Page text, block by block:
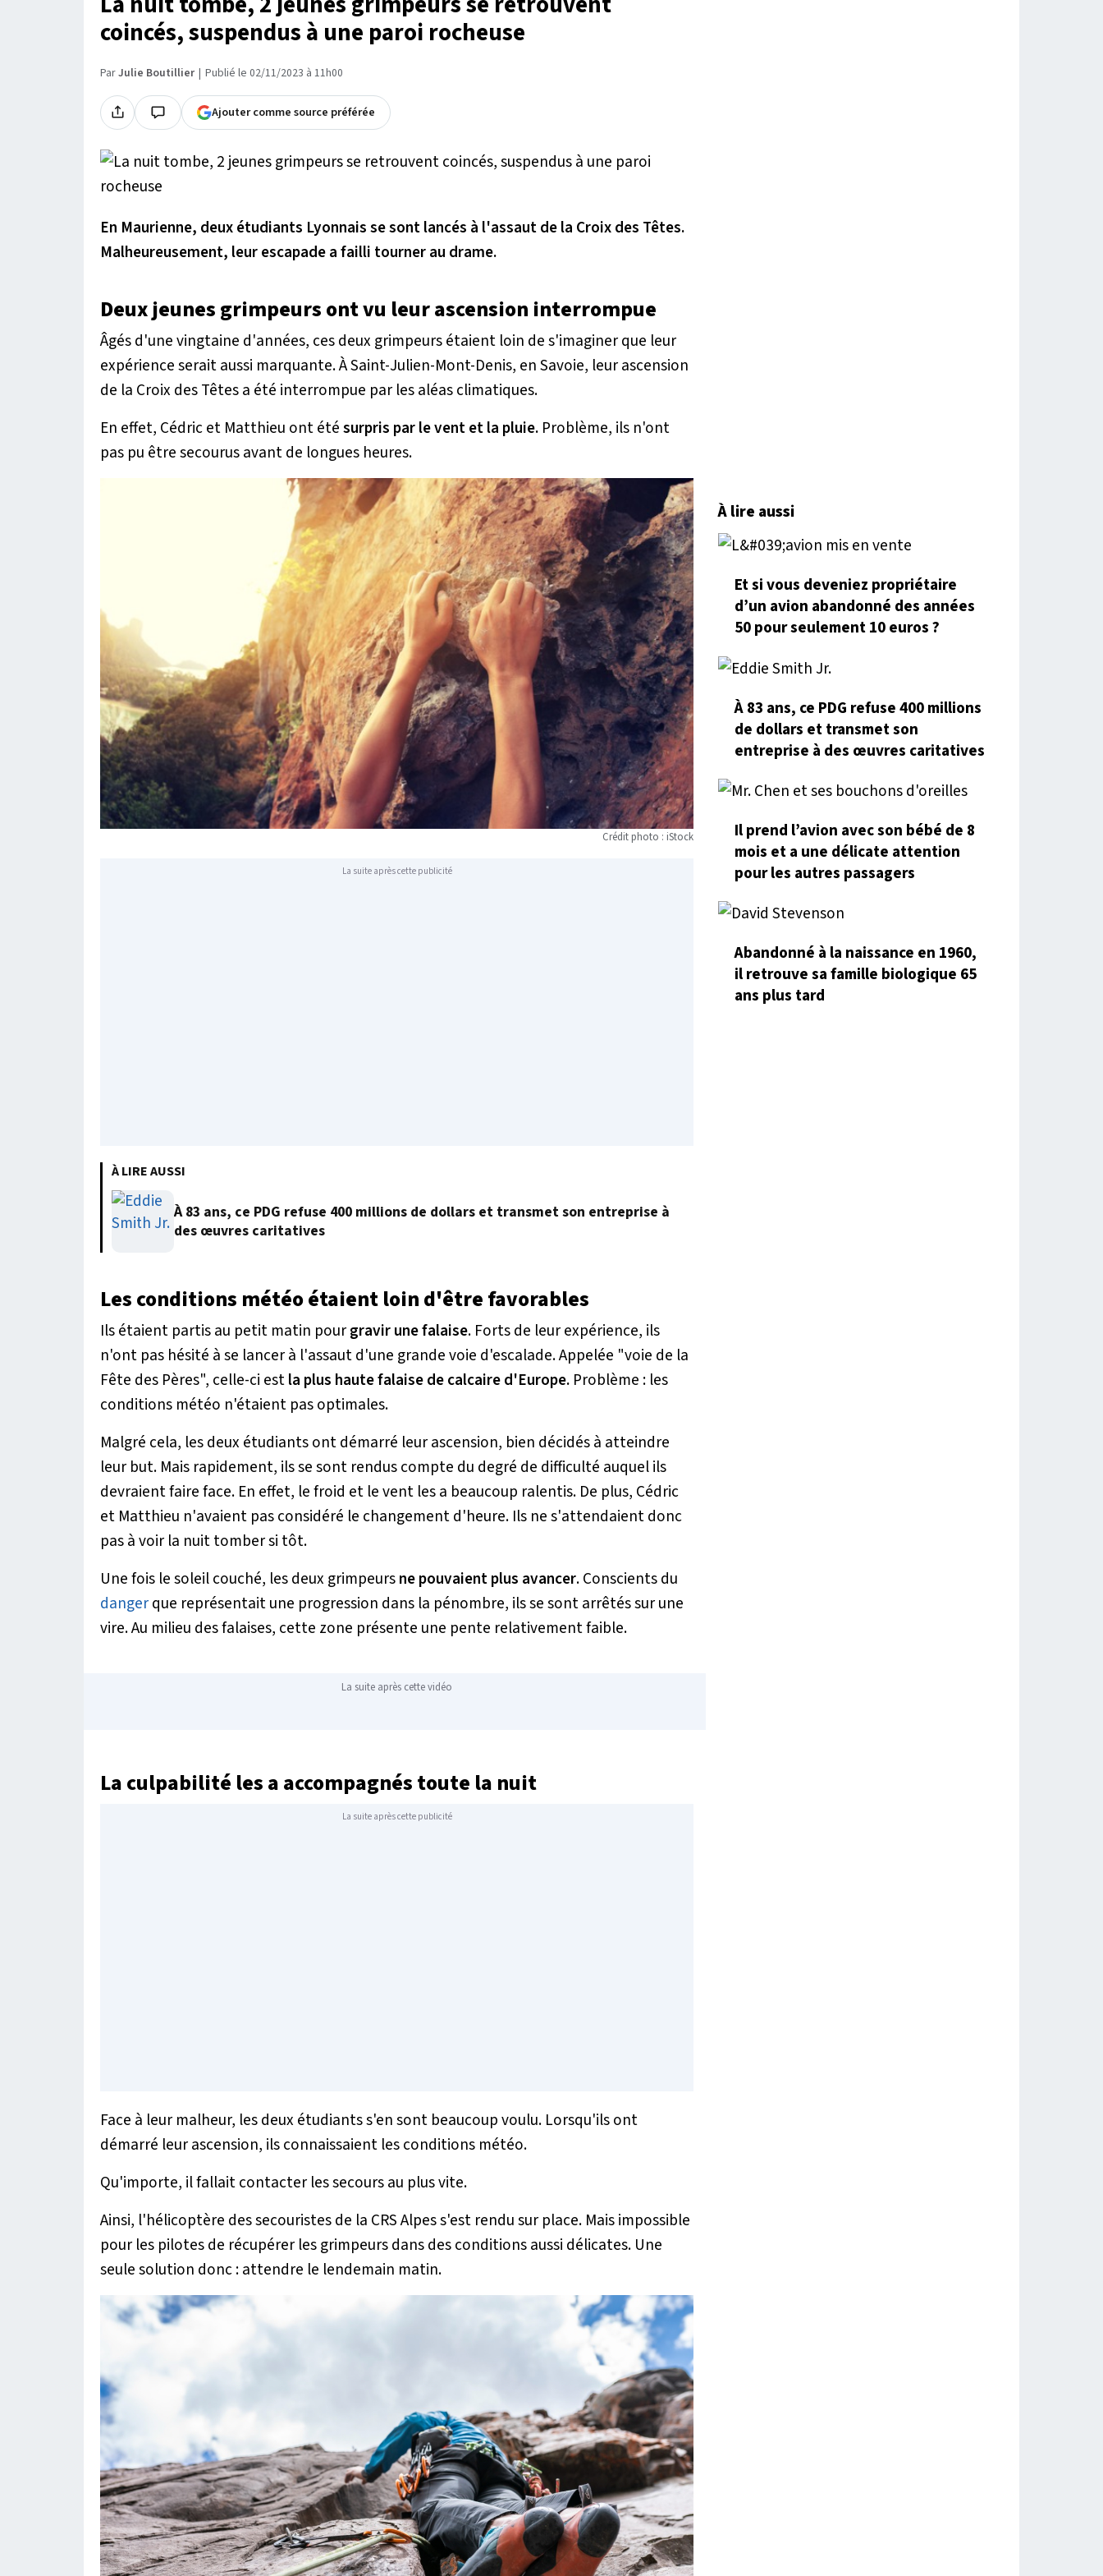
coincés, suspendus à une paroi rocheuse
ParJulie Boutillier Publié le 02/11/2023 à 11h00
Ajouter comme source préférée
En Maurienne, deux étudiants Lyonnais se sont lancés à l'assaut de la Croix des Têtes.
Malheureusement, leur escapade a failli tourner au drame.
Deux jeunes grimpeurs ont vu leur ascension interrompue
Âgés d'une vingtaine d'années, ces deux grimpeurs étaient loin de s'imaginer que leur
expérience serait aussi marquante. À Saint-Julien-Mont-Denis, en Savoie, leur ascension
de la Croix des Têtes a été interrompue par les aléas climatiques.
En effet, Cédric et Matthieu ont étésurpris par le vent et la pluie. Problème, ils n'ont
pas pu être secourus avant de longues heures.
Crédit photo : iStock
La suite après cette publicité
À LIRE AUSSI
À 83 ans, ce PDG refuse 400 millions de dollars et transmet son entreprise à
des œuvres caritatives
Les conditions météo étaient loin d'être favorables
Ils étaient partis au petit matin pourgravir une falaise. Forts de leur expérience, ils
n'ont pas hésité à se lancer à l'assaut d'une grande voie d'escalade. Appelée "voie de la
Fête des Pères", celle-ci estla plus haute falaise de calcaire d'Europe. Problème : les
conditions météo n'étaient pas optimales.
Malgré cela, les deux étudiants ont démarré leur ascension, bien décidés à atteindre
leur but. Mais rapidement, ils se sont rendus compte du degré de difficulté auquel ils
devraient faire face. En effet, le froid et le vent les a beaucoup ralentis. De plus, Cédric
et Matthieu n'avaient pas considéré le changement d'heure. Ils ne s'attendaient donc
pas à voir la nuit tomber si tôt.
Une fois le soleil couché, les deux grimpeursne pouvaient plus avancer. Conscients du
dangerque représentait une progression dans la pénombre, ils se sont arrêtés sur une
vire. Au milieu des falaises, cette zone présente une pente relativement faible.
La suite après cette vidéo
La culpabilité les a accompagnés toute la nuit
La suite après cette publicité
Face à leur malheur, les deux étudiants s'en sont beaucoup voulu. Lorsqu'ils ont
démarré leur ascension, ils connaissaient les conditions météo.
Qu'importe, il fallait contacter les secours au plus vite.
Ainsi, l'hélicoptère des secouristes de la CRS Alpes s'est rendu sur place. Mais impossible
pour les pilotes de récupérer les grimpeurs dans des conditions aussi délicates. Une
seule solution donc : attendre le lendemain matin.
À lire aussi
Et si vous deveniez propriétaire
d’un avion abandonné des années
50 pour seulement 10 euros ?
À 83 ans, ce PDG refuse 400 millions
de dollars et transmet son
entreprise à des œuvres caritatives
Il prend l’avion avec son bébé de 8
mois et a une délicate attention
pour les autres passagers
Abandonné à la naissance en 1960,
il retrouve sa famille biologique 65
ans plus tard